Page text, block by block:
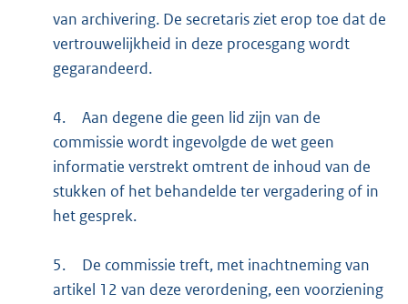
van archivering. De secretaris ziet erop toe dat de
vertrouwelijkheid in deze procesgang wordt
gegarandeerd.
4.
Aan degene die geen lid zijn van de
commissie wordt ingevolgde de wet geen
informatie verstrekt omtrent de inhoud van de
stukken of het behandelde ter vergadering of in
het gesprek.
5.
De commissie treft, met inachtneming van
artikel 12 van deze verordening, een voorziening